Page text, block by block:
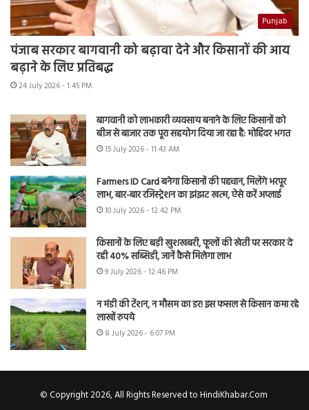
Punjab
पंजाब सरकार बागवानी को बढ़ावा देने और किसानों की आय
बढ़ाने के लिए प्रतिबद्ध
24 July 2026 - 1:45 PM
बागवानी को लाभकारी व्यवसाय बनाने के लिए किसानों को
बीज से बाजार तक पूरा सहयोग दिया जा रहा है: मोहिंदर भगत
15 July 2026 - 11:43 AM
Farmers ID Card बनेगा किसानों की पहचान, मिलेंगे भरपूर
लाभ, बार-बार रजिस्ट्रेशन का झंझट खत्म, ऐसे करें अप्लाई
10 July 2026 - 12:42 PM
किसानों के लिए बड़ी खुशखबरी, फूलों की खेती पर सरकार दे
रही 40% सब्सिडी, जानें कैसे मिलेगा लाभ
9 July 2026 - 12:46 PM
न मंडी की टेंशन, न मौसम का डर! इस फसल से किसान कमा रहे
लाखों रुपये
8 July 2026 - 6:07 PM
© Copyright 2026, All Rights Reserved to HindiKhabar.Com